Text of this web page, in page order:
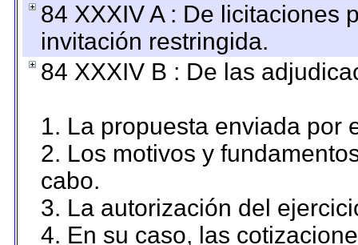
84 XXXIV A : De licitaciones
invitación restringida.
84 XXXIV B : De las
1. La propuesta enviada por
2. Los motivos y
cabo.
3. La autorización del
4. En su caso, las